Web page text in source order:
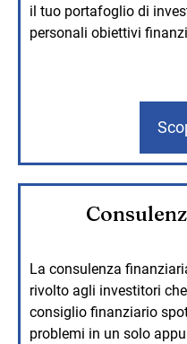
il tuo portafoglio di
personali obiettivi
La consulenza
rivolto agli investitori
consiglio finanziario
problemi in un solo